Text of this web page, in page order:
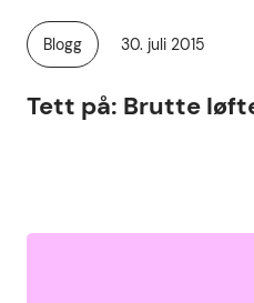
Tett på: Brutte
Kategori:
Blogg Publisert
30. juli 2015